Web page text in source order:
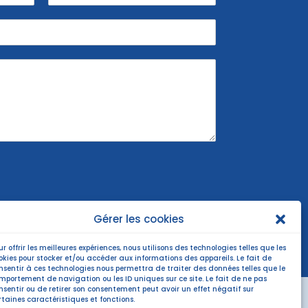
Gérer les cookies
offrir les meilleures expériences, nous utilisons des technologies telles que les
pour stocker et/ou accéder aux informations des appareils. Le fait de
à ces technologies nous permettra de traiter des données telles que le
de navigation ou les ID uniques sur ce site. Le fait de ne pas
ou de retirer son consentement peut avoir un effet négatif sur
caractéristiques et fonctions.
N
o